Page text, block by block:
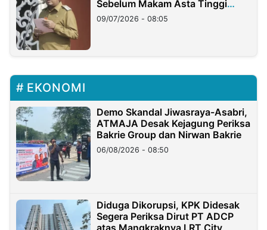
Sebelum Makam Asta Tinggi
Longsor
09/07/2026 - 08:05
EKONOMI
Demo Skandal Jiwasraya-Asabri,
ATMAJA Desak Kejagung Periksa
Bakrie Group dan Nirwan Bakrie
06/08/2026 - 08:50
Diduga Dikorupsi, KPK Didesak
Segera Periksa Dirut PT ADCP
atas Mangkraknya LRT City